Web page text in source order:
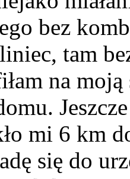
bez
tam
na
mi 6 km
się do